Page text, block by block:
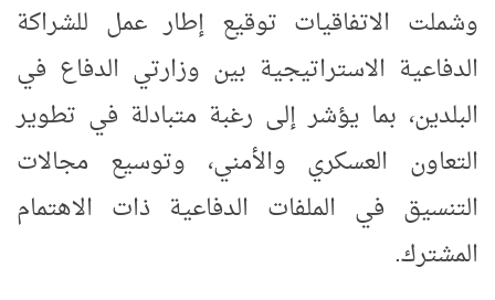
وشملت الاتفاقيات توقيع إطار عمل للشراكة
الدفاعية الاستراتيجية بين وزارتي الدفاع في
البلدين، بما يؤشر إلى رغبة متبادلة في تطوير
التعاون العسكري والأمني، وتوسيع مجالات
التنسيق في الملفات الدفاعية ذات الاهتمام
المشترك.